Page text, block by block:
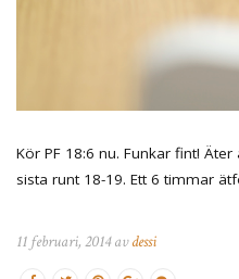
Kör PF 18:6 nu. Funkar fint!
sista runt 18-19. Ett 6 timmar
11 februari, 2014 avdessi